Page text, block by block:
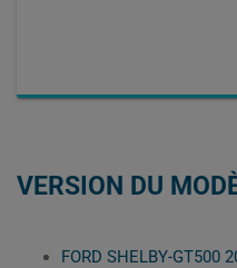
VERSION DU
FORD SHELBY-GT500